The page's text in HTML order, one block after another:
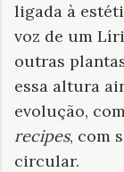
ligada à
voz de um
outras
essa altura
evolução,
recipes, com
circular.